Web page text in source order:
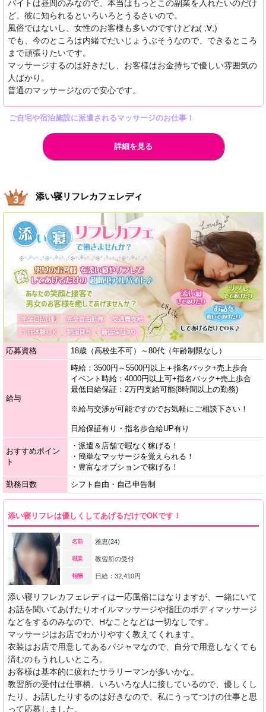
バイトは昼間のみなので、本当はもっとこの副業を入れたいのだけ
ど、彼に知られるといろいろとうるさいので。
風俗ではないし、女性のお客様も多いのですけどね( ;∀;)
でも、今のところは内緒でだいじょうぶそうなので、できるところ
まで頑張りたいです。
マッサージするのは好きだし、お客様はお金持ちで優しい雰囲気の
人ばかり。
普通のマッサージなので安心です。
ご自宅や宿泊施設に派遣されるマッサージのお仕事！
詳細を見る
添い寝リフレカフェレディ
応募資格 18歳（高校生不可）～80代（年齢制限なし）
給与
時給：3500円～5500円以上＋指名バック+売上歩合
イベント時給：4000円以上可+指名バック+売上歩合
最低日給保証：2万円支給可能(8時間以上の勤務)
※給与交渉が可能ですのでお気軽にご相談下さい！
日給保証有り・指名歩合給UP有り
おすすめポイン
ト
・派遣＆店舗で暇なく稼げる！
・簡単なマッサージを覚えられる！
・豊富なオプションで稼げる！
勤務日数
シフト自由・自己申告制
添い寝リフレは優しくしてあげるだけでOKです！
名前 雅恵(24)
職業 教習所の受付
報酬 日給：32,410円
添い寝リフレカフェレディは一応風俗にはなりますが、一緒にいて
お話を聞いてあげたりオイルマッサージや指圧のボディマッサージ
などをするのみなので、Hなことなどは一切なしです。
マッサージはお店でわかりやすく教えてくれます。
衣装はお店で用意してあるパジャマなので、自分で用意しなくても
済むのもうれしいところ。
お客様は基本的に疲れたサラリーマンが多いかな。
教習所の受付は仕事柄、いろいろな人に接しているので、優しくし
たり、お話したりするのは好きなので、私にうってつけの仕事と思
って応募しました。